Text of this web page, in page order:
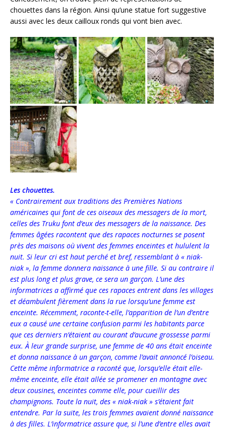
chouettes dans la région. Ainsi qu’une statue fort suggestive
aussi avec les deux cailloux ronds qui vont bien avec.
Les chouettes.
« Contrairement aux traditions des Premières Nations
américaines qui font de ces oiseaux des messagers de la mort,
celles des Truku font d’eux des messagers de la naissance. Des
femmes âgées racontent que des rapaces nocturnes se posent
près des maisons où vivent des femmes enceintes et hululent la
nuit. Si leur cri est haut perché et bref, ressemblant à « niak-
niak », la femme donnera naissance à une fille. Si au contraire il
est plus long et plus grave, ce sera un garçon. L’une des
informatrices a affirmé que ces rapaces entrent dans les villages
et déambulent fièrement dans la rue lorsqu’une femme est
enceinte. Récemment, raconte-t-elle, l’apparition de l’un d’entre
eux a causé une certaine confusion parmi les habitants parce
que ces derniers n’étaient au courant d’aucune grossesse parmi
eux. À leur grande surprise, une femme de 40 ans était enceinte
et donna naissance à un garçon, comme l’avait annoncé l’oiseau.
Cette même informatrice a raconté que, lorsqu’elle était elle-
même enceinte, elle était allée se promener en montagne avec
deux cousines, enceintes comme elle, pour cueillir des
champignons. Toute la nuit, des « niak-niak » s’étaient fait
entendre. Par la suite, les trois femmes avaient donné naissance
à des filles. L’informatrice assure que, si l’une d’entre elles avait